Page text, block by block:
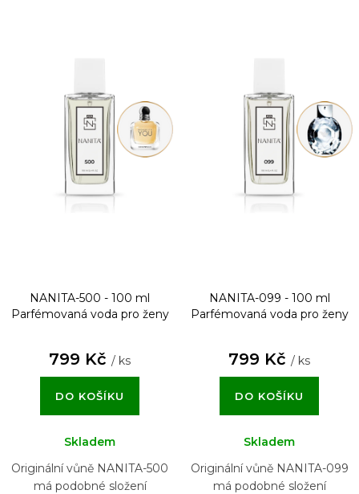
NANITA-500 - 100 ml
Parfémovaná voda pro ženy
799 Kč / ks
DO KOŠÍKU
Skladem
Originální vůně NANITA-500
má podobné složení
NANITA-099 - 100 ml
Parfémovaná voda pro ženy
799 Kč / ks
DO KOŠÍKU
Skladem
Originální vůně NANITA-099
má podobné složení